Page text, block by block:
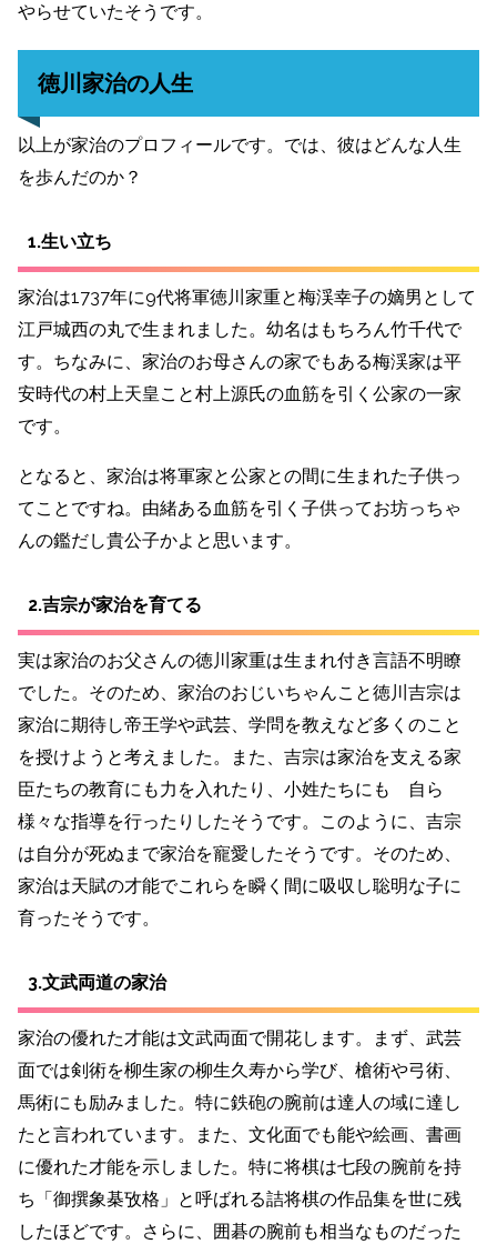
やらせていたそうです。
徳川家治の人生
以上が家治のプロフィールです。では、彼はどんな人生
を歩んだのか？
1.生い立ち
家治は1737年に9代将軍徳川家重と梅渓幸子の嫡男として
江戸城西の丸で生まれました。幼名はもちろん竹千代で
す。ちなみに、家治のお母さんの家でもある梅渓家は平
安時代の村上天皇こと村上源氏の血筋を引く公家の一家
です。
となると、家治は将軍家と公家との間に生まれた子供っ
てことですね。由緒ある血筋を引く子供ってお坊っちゃ
んの鑑だし貴公子かよと思います。
2.吉宗が家治を育てる
実は家治のお父さんの徳川家重は生まれ付き言語不明瞭
でした。そのため、家治のおじいちゃんこと徳川吉宗は
家治に期待し帝王学や武芸、学問を教えなど多くのこと
を授けようと考えました。また、吉宗は家治を支える家
臣たちの教育にも力を入れたり、小姓たちにも 自ら
様々な指導を行ったりしたそうです。このように、吉宗
は自分が死ぬまで家治を寵愛したそうです。そのため、
家治は天賦の才能でこれらを瞬く間に吸収し聡明な子に
育ったそうです。
3.文武両道の家治
家治の優れた才能は文武両面で開花します。
まず、武芸
面では剣術を柳生家の柳生久寿から学び、槍術や弓術、
馬術にも励みました。特に鉄砲の腕前は達人の域に達し
たと言われています。また、文化面でも能や絵画、書画
に優れた才能を示しました。特に将棋は七段の腕前を持
ち「御撰象棊攷格」と呼ばれる詰将棋の作品集を世に残
したほどです。さらに、囲碁の腕前も相当なものだった